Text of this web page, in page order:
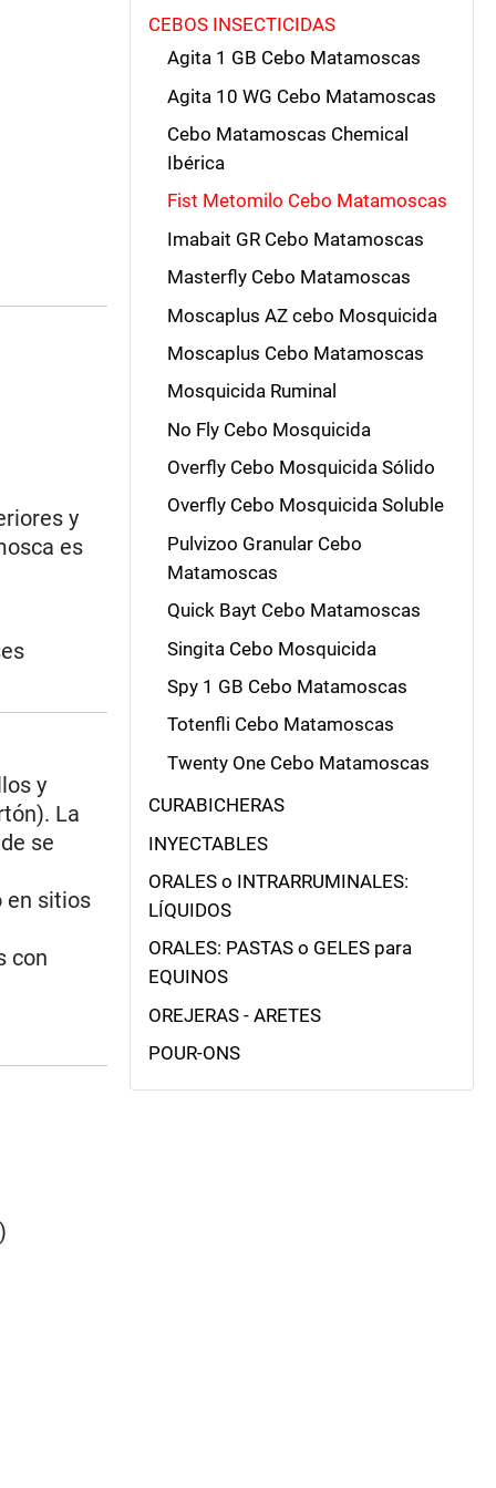
y
es
y
La
se
en sitios
con
)
CEBOS INSECTICIDAS
Agita 1 GB Cebo Matamoscas
Agita 10 WG Cebo Matamoscas
Cebo Matamoscas Chemical
Ibérica
Fist Metomilo Cebo Matamoscas
Imabait GR Cebo Matamoscas
Masterfly Cebo Matamoscas
Moscaplus AZ cebo Mosquicida
Moscaplus Cebo Matamoscas
Mosquicida Ruminal
No Fly Cebo Mosquicida
Overfly Cebo Mosquicida Sólido
Overfly Cebo Mosquicida Soluble
Pulvizoo Granular Cebo
Matamoscas
Quick Bayt Cebo Matamoscas
Singita Cebo Mosquicida
Spy 1 GB Cebo Matamoscas
Totenfli Cebo Matamoscas
Twenty One Cebo Matamoscas
CURABICHERAS
INYECTABLES
ORALES o INTRARRUMINALES:
LÍQUIDOS
ORALES: PASTAS o GELES para
EQUINOS
OREJERAS - ARETES
POUR-ONS